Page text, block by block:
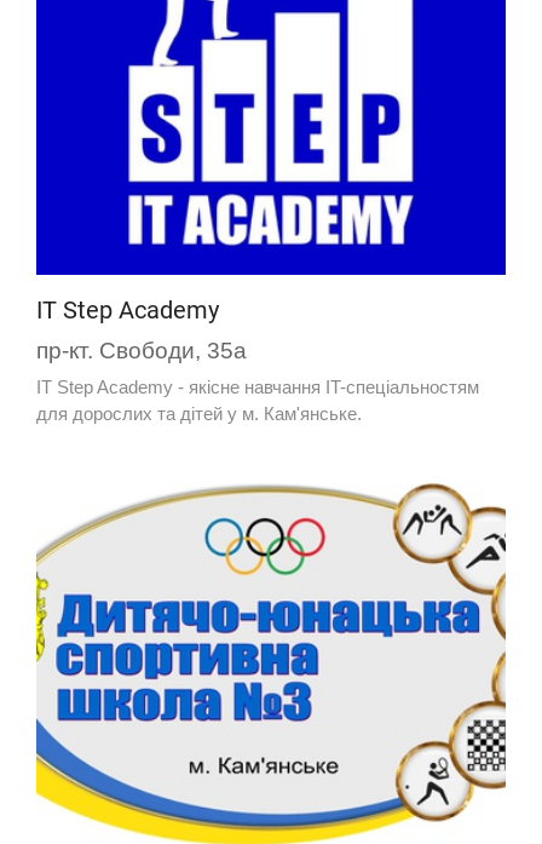
IT Step Academy
пр-кт. Свободи, 35а
IT Step Academy - якісне навчання IT-спеціальностям
для дорослих та дітей у м. Кам'янське.